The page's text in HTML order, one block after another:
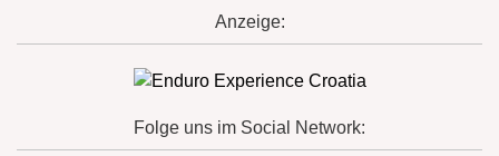
Anzeige:
Folge uns im Social Network: